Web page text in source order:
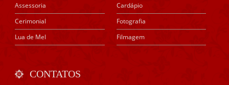
Assessoria
Cerimonial
Lua de Mel
Cardápio
Fotografia
Filmagem
CONTATOS